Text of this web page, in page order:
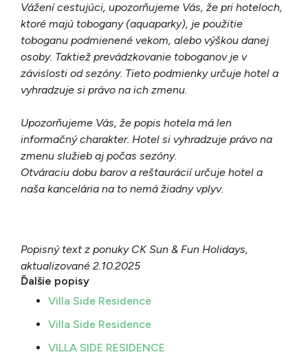
Vážení cestujúci, upozorňujeme Vás, že pri hoteloch,
ktoré majú tobogany (aquaparky), je použitie
toboganu podmienené vekom, alebo výškou danej
osoby. Taktiež prevádzkovanie toboganov je v
závislosti od sezóny. Tieto podmienky určuje hotel a
vyhradzuje si právo na ich zmenu.
Upozorňujeme Vás, že popis hotela má len
informačný charakter. Hotel si vyhradzuje právo na
zmenu služieb aj počas sezóny.
Otváraciu dobu barov a reštaurácií určuje hotel a
naša kancelária na to nemá žiadny vplyv.
Popisný text z ponuky CK Sun & Fun Holidays,
aktualizované 2.10.2025
Ďalšie popisy
Villa Side Residence
Villa Side Residence
VILLA SIDE RESIDENCE